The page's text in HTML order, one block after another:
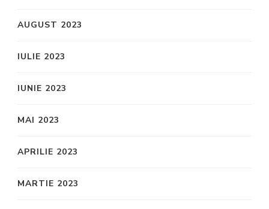
AUGUST 2023
IULIE 2023
IUNIE 2023
MAI 2023
APRILIE 2023
MARTIE 2023